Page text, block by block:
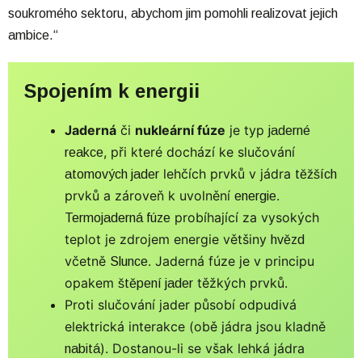
soukromého sektoru, abychom jim pomohli realizovat jejich
ambice.“
Spojením k energii
Jadernáči nukleární fúze je typ jaderné
reakce, při které dochází ke slučování
atomových jaderlehčích prvků v jádra těžších
prvků a zároveň k uvolnění energie.
Termojaderná fúzeprobíhající za vysokých
teplot je zdrojem energie většiny hvězd
včetně Slunce. Jaderná fúze je v principu
opakem štěpení jadertěžkých prvků.
Proti slučování jader působí odpudivá
elektrická interakce (obě jádra jsou kladně
nabitá). Dostanou-li se však lehká jádra